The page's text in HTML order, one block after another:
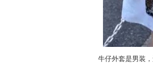
牛仔外套是男装